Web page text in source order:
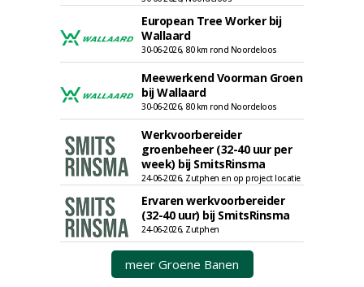
European Tree Worker bij
Wallaard
30-06-2026, 80 km rond Noordeloos
Meewerkend Voorman Groen
bij Wallaard
30-06-2026, 80 km rond Noordeloos
Werkvoorbereider
groenbeheer (32-40 uur per
week) bij SmitsRinsma
24-06-2026, Zutphen en op project locatie
Ervaren werkvoorbereider
(32-40 uur) bij SmitsRinsma
24-06-2026, Zutphen
meer Groene Banen